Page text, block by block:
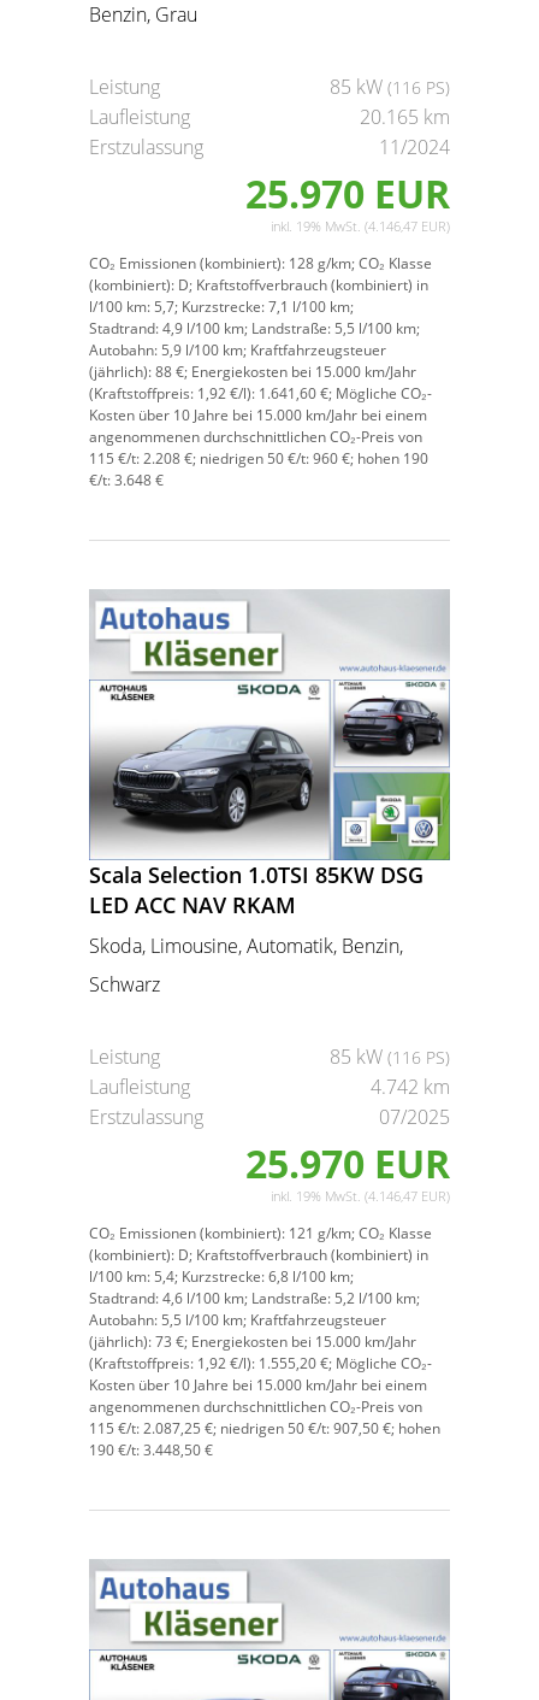
Benzin, Grau
Leistung 85 kW (116 PS)
Laufleistung
20.165 km
Erstzulassung
11/2024
25.970 EUR
inkl. 19% MwSt. (4.146,47 EUR)
CO₂ Emissionen (kombiniert): 128 g/km;CO₂ Klasse
(kombiniert): D; Kraftstoffverbrauch (kombiniert) in
l/100 km: 5,7; Kurzstrecke:7,1 l/100 km;
Stadtrand:4,9 l/100 km; Landstraße: 5,5 l/100 km;
Autobahn: 5,9 l/100 km; Kraftfahrzeugsteuer
(jährlich):88 €; Energiekosten bei 15.000 km/Jahr
(Kraftstoffpreis: 1,92€/l): 1.641,60 €; Mögliche CO₂-
Kosten über 10 Jahre bei 15.000 km/Jahr bei einem
angenommenen durchschnittlichen CO₂-Preis von
115 €/t:2.208 €; niedrigen 50 €/t: 960 €; hohen 190
€/t: 3.648 €
Scala Selection 1.0TSI 85KW DSG
LED ACC NAV RKAM
Skoda, Limousine, Automatik, Benzin,
Schwarz
Leistung 85 kW (116 PS)
Laufleistung
4.742 km
Erstzulassung
07/2025
25.970 EUR
inkl. 19% MwSt. (4.146,47 EUR)
CO₂ Emissionen (kombiniert): 121 g/km;CO₂ Klasse
(kombiniert): D; Kraftstoffverbrauch (kombiniert) in
l/100 km: 5,4; Kurzstrecke:6,8 l/100 km;
Stadtrand:4,6 l/100 km; Landstraße: 5,2 l/100 km;
Autobahn: 5,5 l/100 km; Kraftfahrzeugsteuer
(jährlich):73 €; Energiekosten bei 15.000 km/Jahr
(Kraftstoffpreis: 1,92€/l): 1.555,20 €; Mögliche CO₂-
Kosten über 10 Jahre bei 15.000 km/Jahr bei einem
angenommenen durchschnittlichen CO₂-Preis von
115 €/t:2.087,25 €; niedrigen 50 €/t: 907,50 €; hohen
190 €/t: 3.448,50 €